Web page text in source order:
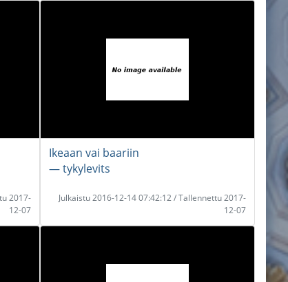
2017-
12-07
Ikeaan vai baariin
― tykylevits
Julkaistu 2016-12-14 07:42:12 / Tallennettu 2017-
12-07